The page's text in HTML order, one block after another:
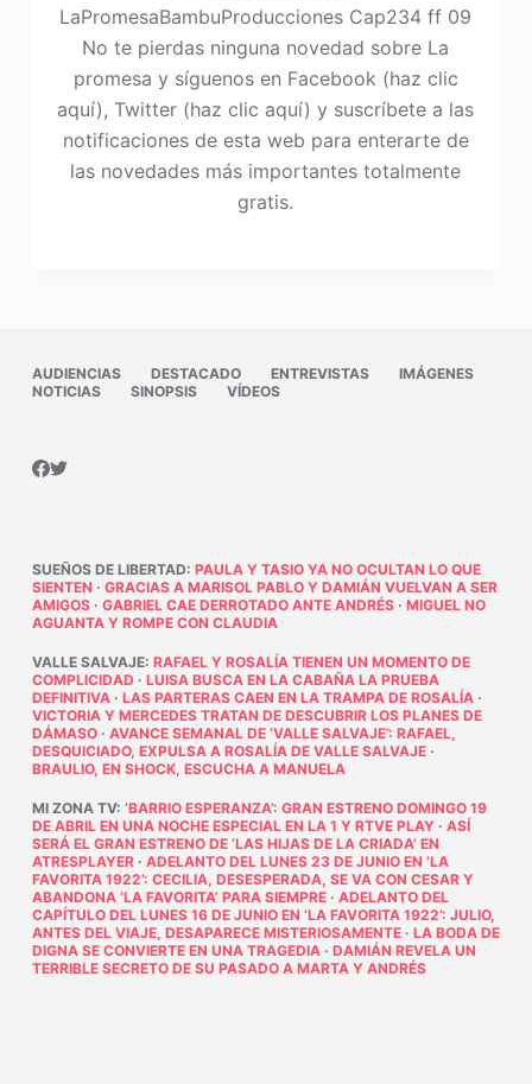
LaPromesaBambuProducciones Cap234 ff 09
No te pierdas ninguna novedad sobre La
promesa y síguenos en Facebook (haz clic
aquí), Twitter (haz clic aquí) y suscríbete a las
notificaciones de esta web para enterarte de
las novedades más importantes totalmente
gratis.
AUDIENCIAS DESTACADO ENTREVISTAS
IMÁGENES
NOTICIAS
SINOPSIS VÍDEOS
SUEÑOS DE LIBERTAD: PAULA Y TASIO YA NO OCULTAN LO QUE
SIENTEN · GRACIAS A MARISOL PABLO Y DAMIÁN VUELVAN A SER
AMIGOS· GABRIEL CAE DERROTADO ANTE ANDRÉS· MIGUEL NO
AGUANTA Y ROMPE CON CLAUDIA
VALLE SALVAJE: RAFAEL Y ROSALÍA TIENEN UN MOMENTO DE
COMPLICIDAD · LUISA BUSCA EN LA CABAÑA LA PRUEBA
DEFINITIVA· LAS PARTERAS CAEN EN LA TRAMPA DE ROSALÍA·
VICTORIA Y MERCEDES TRATAN DE DESCUBRIR LOS PLANES DE
DÁMASO· AVANCE SEMANAL DE ‘VALLE SALVAJE’: RAFAEL,
DESQUICIADO, EXPULSA A ROSALÍA DE VALLE SALVAJE·
BRAULIO, EN SHOCK, ESCUCHA A MANUELA
MI ZONA TV: ‘BARRIO ESPERANZA’: GRAN ESTRENO DOMINGO 19
DE ABRIL EN UNA NOCHE ESPECIAL EN LA 1 Y RTVE PLAY· ASÍ
SERÁ EL GRAN ESTRENO DE ‘LAS HIJAS DE LA CRIADA’ EN
ATRESPLAYER· ADELANTO DEL LUNES 23 DE JUNIO EN ‘LA
FAVORITA 1922’: CECILIA, DESESPERADA, SE VA CON CESAR Y
ABANDONA ‘LA FAVORITA’ PARA SIEMPRE· ADELANTO DEL
CAPÍTULO DEL LUNES 16 DE JUNIO EN ‘LA FAVORITA 1922’: JULIO,
ANTES DEL VIAJE, DESAPARECE MISTERIOSAMENTE· LA BODA DE
DIGNA SE CONVIERTE EN UNA TRAGEDIA· DAMIÁN REVELA UN
TERRIBLE SECRETO DE SU PASADO A MARTA Y ANDRÉS